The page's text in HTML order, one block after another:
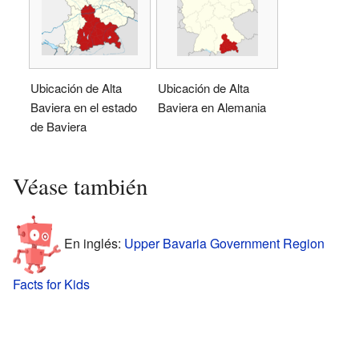
Ubicación de Alta
Baviera en el estado
de Baviera
Ubicación de Alta
Baviera en Alemania
Véase también
En inglés: Upper Bavaria Government Region
Facts for Kids